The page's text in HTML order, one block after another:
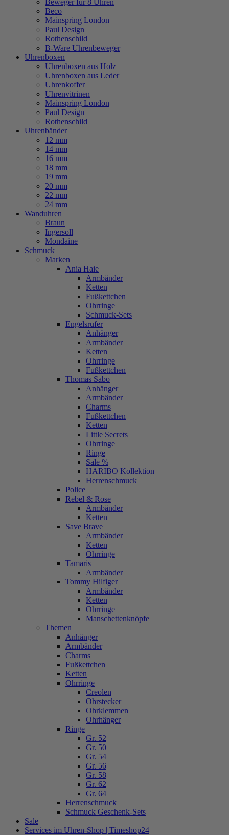
Beweger für 8 Uhren
Beco
Mainspring London
Paul Design
Rothenschild
B-Ware Uhrenbeweger
Uhrenboxen
Uhrenboxen aus Holz
Uhrenboxen aus Leder
Uhrenkoffer
Uhrenvitrinen
Mainspring London
Paul Design
Rothenschild
Uhrenbänder
12 mm
14 mm
16 mm
18 mm
19 mm
20 mm
22 mm
24 mm
Wanduhren
Braun
Ingersoll
Mondaine
Schmuck
Marken
Ania Haie
Armbänder
Ketten
Fußkettchen
Ohrringe
Schmuck-Sets
Engelsrufer
Anhänger
Armbänder
Ketten
Ohrringe
Fußkettchen
Thomas Sabo
Anhänger
Armbänder
Charms
Fußkettchen
Ketten
Little Secrets
Ohrringe
Ringe
Sale %
HARIBO Kollektion
Herrenschmuck
Police
Rebel & Rose
Armbänder
Ketten
Save Brave
Armbänder
Ketten
Ohrringe
Tamaris
Armbänder
Tommy Hilfiger
Armbänder
Ketten
Ohrringe
Manschettenknöpfe
Themen
Anhänger
Armbänder
Charms
Fußkettchen
Ketten
Ohrringe
Creolen
Ohrstecker
Ohrklemmen
Ohrhänger
Ringe
Gr. 52
Gr. 50
Gr. 54
Gr. 56
Gr. 58
Gr. 62
Gr. 64
Herrenschmuck
Schmuck Geschenk-Sets
Sale
Services im Uhren-Shop | Timeshop24